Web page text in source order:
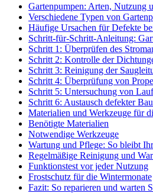
Gartenpumpen: Arten, Nutzung
Verschiedene Typen von
Häufige Ursachen für Defekte
Schritt-für-Schritt-Anleitung:
Schritt 1: Überprüfen des
Schritt 2: Kontrolle der
Schritt 3: Reinigung der
Schritt 4: Überprüfung von
Schritt 5: Untersuchung von
Schritt 6: Austausch defekter
Materialien und Werkzeuge für
Benötigte Materialien
Notwendige Werkzeuge
Wartung und Pflege: So bleibt
Regelmäßige Reinigung und
Funktionstest vor jeder Nutzung
Frostschutz für die Wintermonate
Fazit: So reparieren und warten